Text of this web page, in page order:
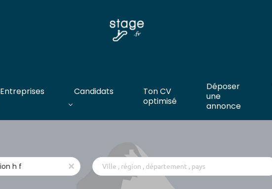
Entreprises Candidats
Ton CV
optimisé
Déposer
une
annonce
x
Ville
,